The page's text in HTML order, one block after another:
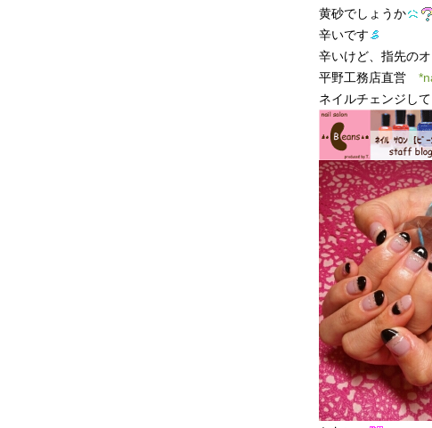
黄砂でしょうか
辛いです
辛いけど、指先の
平野工務店直営
ネイルチェンジし